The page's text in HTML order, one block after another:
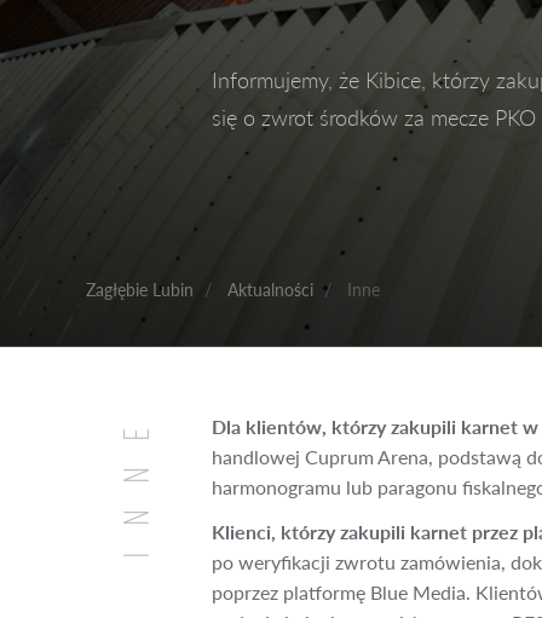
Informujemy, że Kibice, którzy
się o zwrot środków za mecze
FacebookTwitter
Zagłębie Lubin Aktualności Inne
INNE
Dla klientów, którzy zakupili karnet
handlowej Cuprum Arena, podstawą
harmonogramu lub paragonu
Klienci, którzy zakupili karnet przez
po weryfikacji zwrotu zamówienia,
poprzez platformę Blue Media.